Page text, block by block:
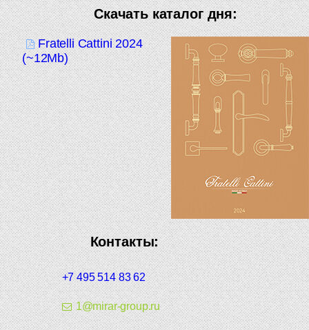
Скачать каталог дня:
Fratelli Cattini 2024
(~12Mb)
Контакты:
+7 495 514 83 62
1@mirar-group.ru